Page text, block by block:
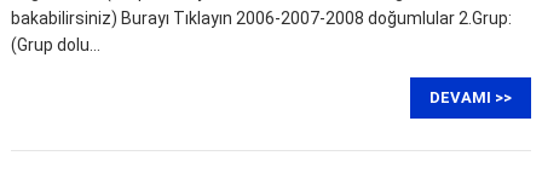
bakabilirsiniz) Burayı Tıklayın 2006-2007-2008 doğumlular 2.Grup:
(Grup dolu…
DEVAMI >>